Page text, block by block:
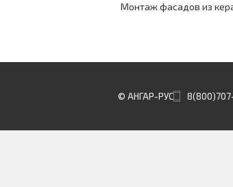
Монтаж фасадов из
© АНГАР-РУС